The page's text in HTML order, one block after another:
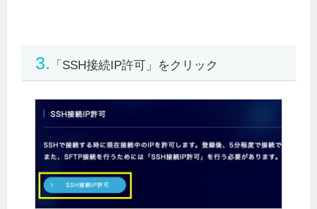
3. 「SSH接続IP許可」をクリック